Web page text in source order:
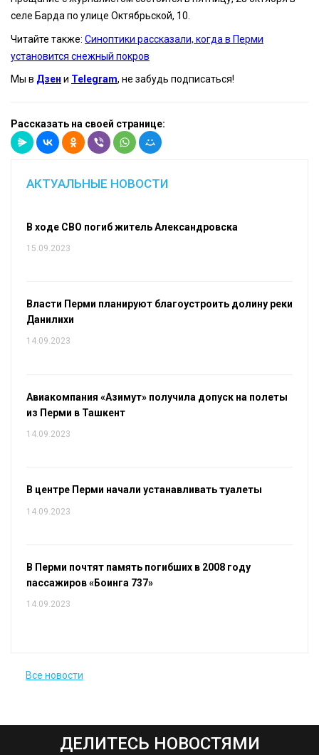
селе Барда по улице Октябрьской, 10.
Читайте также: Синоптики рассказали, когда в Перми
установится снежный покров
Мы в Дзен и Telegram, не забудь подписаться!
Рассказать на своей странице:
АКТУАЛЬНЫЕ НОВОСТИ
В ходе СВО погиб житель Александровска
15.09.2023
Власти Перми планируют благоустроить долину реки
Данилихи
14.09.2023
Авиакомпания «Азимут» получила допуск на полеты
из Перми в Ташкент
14.09.2023
В центре Перми начали устанавливать туалеты
14.09.2023
В Перми почтят память погибших в 2008 году
пассажиров «Боинга 737»
14.09.2023
Все новости
ДЕЛИТЕСЬ НОВОСТЯМИ